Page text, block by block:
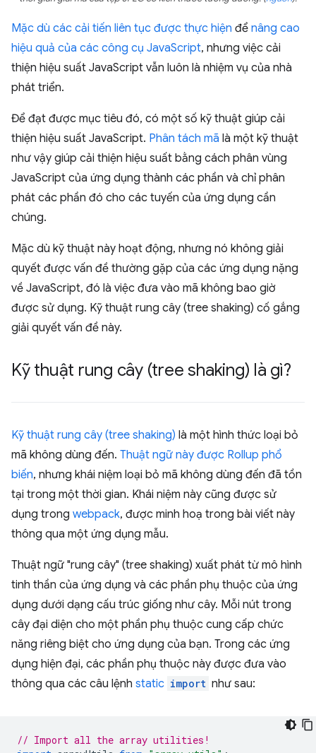
Mặc dù các cải tiến liên tục được thực hiện để nâng cao
hiệu quả của các công cụ JavaScript, nhưng việc cải
thiện hiệu suất JavaScript vẫn luôn là nhiệm vụ của nhà
phát triển.
Để đạt được mục tiêu đó, có một số kỹ thuật giúp cải
thiện hiệu suất JavaScript. Phân tách mã là một kỹ thuật
như vậy giúp cải thiện hiệu suất bằng cách phân vùng
JavaScript của ứng dụng thành các phần và chỉ phân
phát các phần đó cho các tuyến của ứng dụng cần
chúng.
Mặc dù kỹ thuật này hoạt động, nhưng nó không giải
quyết được vấn đề thường gặp của các ứng dụng nặng
về JavaScript, đó là việc đưa vào mã không bao giờ
được sử dụng. Kỹ thuật rung cây (tree shaking) cố gắng
giải quyết vấn đề này.
Kỹ thuật rung cây (tree shaking) là gì?
Kỹ thuật rung cây (tree shaking) là một hình thức loại bỏ
mã không dùng đến. Thuật ngữ này được Rollup phổ
biến, nhưng khái niệm loại bỏ mã không dùng đến đã tồn
tại trong một thời gian. Khái niệm này cũng được sử
dụng trong webpack, được minh hoạ trong bài viết này
thông qua một ứng dụng mẫu.
Thuật ngữ "rung cây" (tree shaking) xuất phát từ mô hình
tinh thần của ứng dụng và các phần phụ thuộc của ứng
dụng dưới dạng cấu trúc giống như cây. Mỗi nút trong
cây đại diện cho một phần phụ thuộc cung cấp chức
năng riêng biệt cho ứng dụng của bạn. Trong các ứng
dụng hiện đại, các phần phụ thuộc này được đưa vào
thông qua các câu lệnh static import như sau:
// Import all the array utilities!